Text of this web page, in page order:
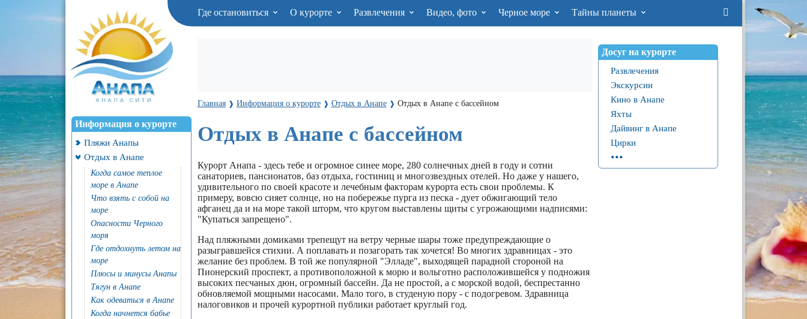
Где остановиться О курорте Развлечения Видео, фото Черное море Тайны планеты
Информация о курорте
Пляжи Анапы
Отдых в Анапе
Когда самое теплое
море в Анапе
Что взять с собой на
море
Опасности Черного
моря
Где отдохнуть летом на
море
Плюсы и минусы Анапы
Тягун в Анапе
Как одеваться в Анапе
Когда начнется бабье
Главная ❱ Информация о курорте ❱ Отдых в Анапе ❱ Отдых в Анапе с бассейном
Отдых в Анапе с бассейном
Курорт Анапа - здесь тебе и огромное синее море, 280 солнечных дней в году и сотни
санаториев, пансионатов, баз отдыха, гостиниц и многозвездных отелей. Но даже у нашего,
удивительного по своей красоте и лечебным факторам курорта есть свои проблемы. К
примеру, вовсю сияет солнце, но на побережье пурга из песка - дует обжигающий тело
афганец да и на море такой шторм, что кругом выставлены щиты с угрожающими надписями:
"Купаться запрещено".
Над пляжными домиками трепещут на ветру черные шары тоже предупреждающие о
разыгравшейся стихии. А поплавать и позагорать так хочется! Во многих здравницах - это
желание без проблем. В той же популярной "Элладе", выходящей парадной стороной на
Пионерский проспект, а противоположной к морю и вольготно расположившейся у подножия
высоких песчаных дюн, огромный бассейн. Да не простой, а с морской водой, беспрестанно
обновляемой мощными насосами. Мало того, в студеную пору - с подогревом. Здравница
налоговиков и прочей курортной публики работает круглый год.
Досуг на курорте
Развлечения
Экскурсии
Кино в Анапе
Яхты
Дайвинг в Анапе
Цирки
...